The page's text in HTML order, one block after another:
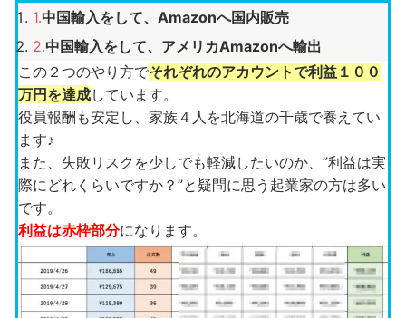
中国輸入をして、Amazonへ国内販売
中国輸入をして、アメリカAmazonへ輸出
この２つのやり方でそれぞれのアカウントで利益１００
万円を達成しています。
役員報酬も安定し、家族４人を北海道の千歳で養えてい
ます♪
また、失敗リスクを少しでも軽減したいのか、”利益は実
際にどれくらいですか？”と疑問に思う起業家の方は多い
です。
利益は赤枠部分になります。